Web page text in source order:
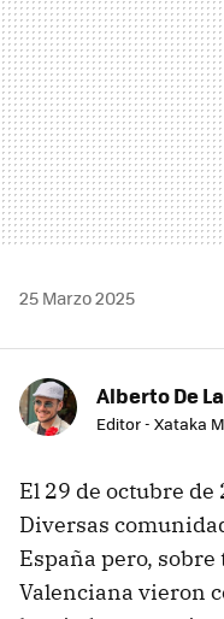
25 Marzo 2025
Alberto De
Editor - Xataka
El 29 de octubre
Diversas
España pero,
Valenciana vieron